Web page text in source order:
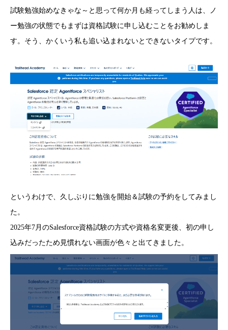
試験勉強始めなきゃな～と思って何か月も経ってしまう人は、ノ
ー勉強の状態でもまずは資格試験に申し込むことをお勧めしま
す。そう、かくいう私も追い込まれないとできないタイプです。
というわけで、久しぶりに勉強を開始＆試験の予約をしてみまし
た。
2025年7月のSalesforce資格試験の方式や資格名変更後、初の申し
込みだったため見慣れない画面が色々と出てきました。